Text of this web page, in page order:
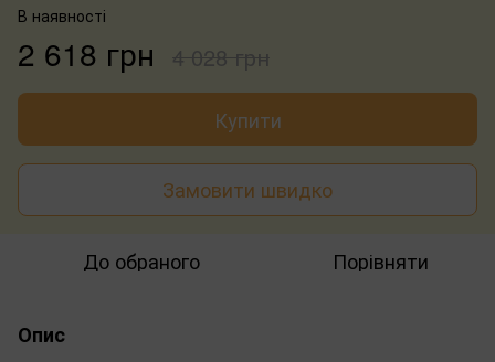
В наявності
2 618 грн 4 028 грн
Купити
Замовити швидко
До обраного Порівняти
Опис